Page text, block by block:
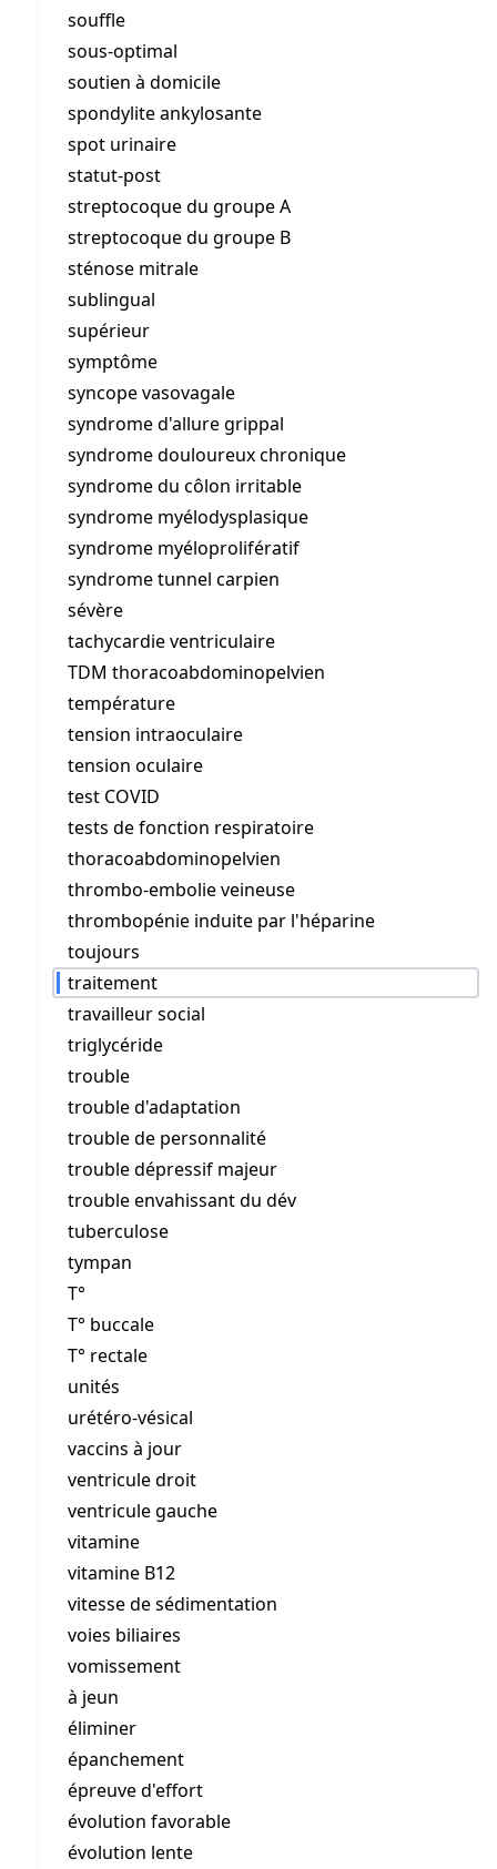
souffle
sous-optimal
soutien à domicile
spondylite ankylosante
spot urinaire
statut-post
streptocoque du groupe A
streptocoque du groupe B
sténose mitrale
sublingual
supérieur
symptôme
syncope vasovagale
syndrome d'allure grippal
syndrome douloureux chronique
syndrome du côlon irritable
syndrome myélodysplasique
syndrome myéloprolifératif
syndrome tunnel carpien
sévère
tachycardie ventriculaire
TDM thoracoabdominopelvien
température
tension intraoculaire
tension oculaire
test COVID
tests de fonction respiratoire
thoracoabdominopelvien
thrombo-embolie veineuse
thrombopénie induite par l'héparine
toujours
traitement
travailleur social
triglycéride
trouble
trouble d'adaptation
trouble de personnalité
trouble dépressif majeur
trouble envahissant du dév
tuberculose
tympan
T°
T° buccale
T° rectale
unités
urétéro-vésical
vaccins à jour
ventricule droit
ventricule gauche
vitamine
vitamine B12
vitesse de sédimentation
voies biliaires
vomissement
à jeun
éliminer
épanchement
épreuve d'effort
évolution favorable
évolution lente